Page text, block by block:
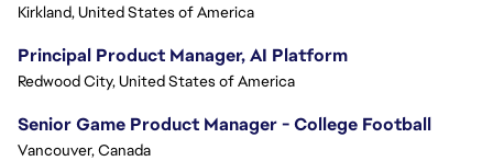
Kirkland, United States of America
Principal Product Manager, AI Platform
Redwood City, United States of America
Senior Game Product Manager - College Football
Vancouver, Canada